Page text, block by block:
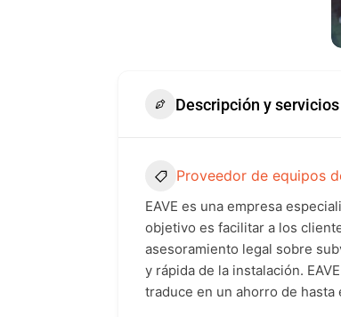
Descripción y servicios
Proveedor de equipos
EAVE es una empresa
objetivo es facilitar a los
asesoramiento legal sobre
y rápida de la instalación.
traduce en un ahorro de